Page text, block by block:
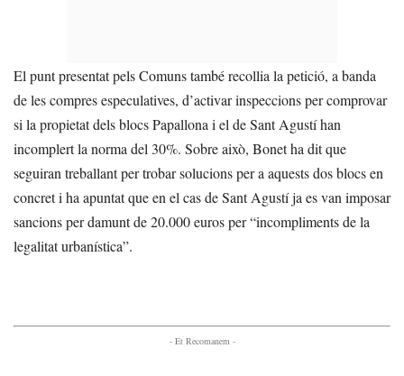
El punt presentat pels Comuns també recollia la petició, a banda
de les compres especulatives, d’activar inspeccions per comprovar
si la propietat dels blocs Papallona i el de Sant Agustí han
incomplert la norma del 30%. Sobre això, Bonet ha dit que
seguiran treballant per trobar solucions per a aquests dos blocs en
concret i ha apuntat que en el cas de Sant Agustí ja es van imposar
sancions per damunt de 20.000 euros per “incompliments de la
legalitat urbanística”.
- Et Recomanem -